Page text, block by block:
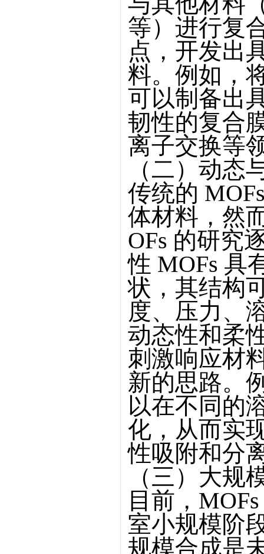
等）进行复
点，开发出
料。例如，
可以制备出
韧性的复合
离子交换等
（二）动态
传统的
体材料，然
OFs 的研究
性 MOFs 具
状，其结构
度、压力、
动态性和柔
刺激响应材
新的思路。
以在不同的
化，从而实
性吸附和分
（三）大规
目前，
室小规模阶
规模合成是